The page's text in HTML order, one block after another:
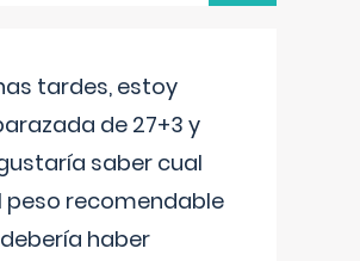
tardes, estoy
de 27+3 y
saber cual
peso recomendable
haber